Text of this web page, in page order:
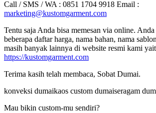
Call / SMS / WA : 0851 1704 9918 Email :
marketing@kustomgarment.com
Tentu saja Anda bisa memesan via online.
beberapa daftar harga, nama bahan, nama
masih banyak lainnya di website resmi kami
https://kustomgarment.com
Terima kasih telah membaca, Sobat Dumai.
konveksi dumaikaos custom dumaiseragam
Mau bikin custom-mu sendiri?